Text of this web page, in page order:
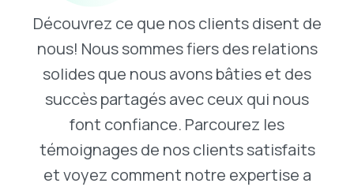
Découvrez ce que nos clients disent de
nous! Nous sommes fiers des relations
solides que nous avons bâties et des
succès partagés avec ceux qui nous
font confiance. Parcourez les
témoignages de nos clients satisfaits
et voyez comment notre expertise a